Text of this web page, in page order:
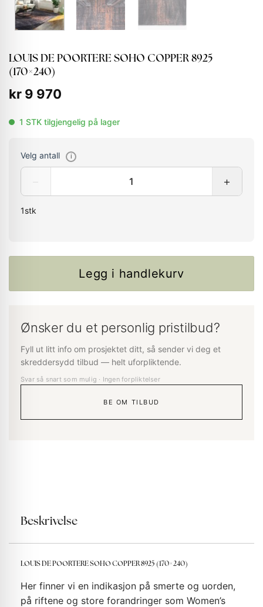
LOUIS DE POORTERE SOHO COPPER 8925
(170×240)
kr 9 970
1 STK tilgjengelig på lager
Velg antall i
+
1stk
Legg i handlekurv
Ønsker du et personlig pristilbud?
Fyll ut litt info om prosjektet ditt, så sender vi deg et
skreddersydd tilbud — helt uforpliktende.
Svar så snart som mulig · Ingen forpliktelser
BE OM TILBUD
Beskrivelse
LOUIS DE POORTERE SOHO COPPER 8925 (170×240)
Her finner vi en indikasjon på smerte og uorden,
på riftene og store forandringer som Women’s